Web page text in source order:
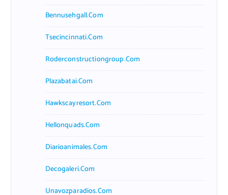
Bennusehgall.com
Tsecincinnati.com
Roderconstructiongroup.com
Plazabatai.com
Hawkscayresort.com
Hellonquads.com
Diarioanimales.com
Decogaleri.com
Unavozparadios.com